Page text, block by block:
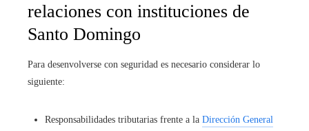
relaciones con instituciones de
Santo Domingo
Para desenvolverse con seguridad es necesario considerar lo
siguiente:
Responsabilidades tributarias frente a la Dirección General